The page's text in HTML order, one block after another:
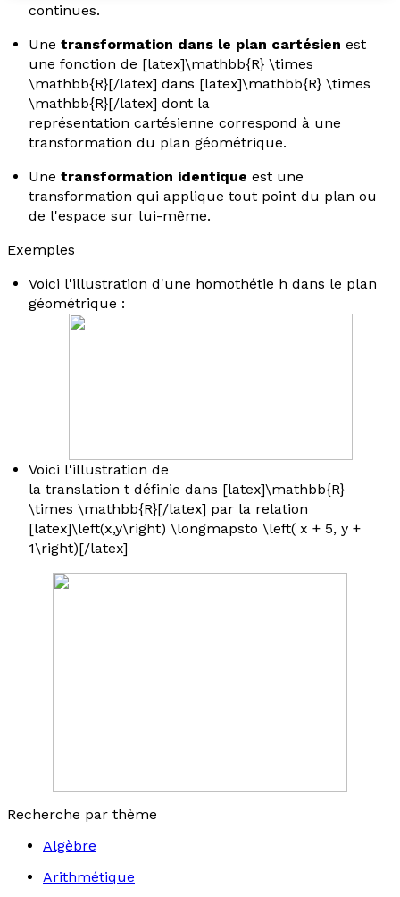
continues.
Une transformation dans le plan cartésien est
une fonction de [latex]\mathbb{R} \times
\mathbb{R}[/latex] dans [latex]\mathbb{R} \times
\mathbb{R}[/latex] dont la
représentation cartésienne correspond à une
transformation du plan géométrique.
Une transformation identique est une
transformation qui applique tout point du plan ou
de l'espace sur lui-même.
Exemples
Voici l'illustration d'une homothétie h dans le plan
géométrique :
Voici l'illustration de
la translation t définie dans [latex]\mathbb{R}
\times \mathbb{R}[/latex] par la relation
[latex]\left(x,y\right) \longmapsto \left( x + 5, y +
1\right)[/latex]
Recherche par thème
Algèbre
Arithmétique